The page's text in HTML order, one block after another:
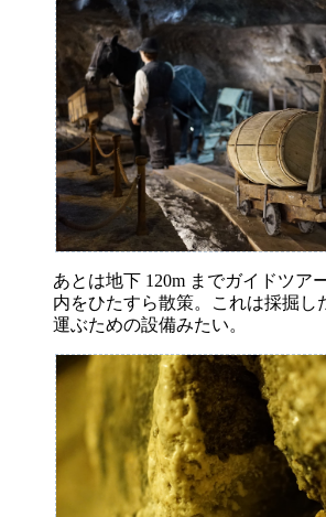
あとは地下 120m までガイドツア
内をひたすら散策。これは採掘し
運ぶための設備みたい。